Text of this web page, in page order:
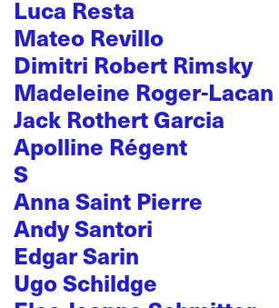
Luca Resta
Mateo Revillo
Dimitri Robert Rimsky
Madeleine Roger-Lacan
Jack Rothert Garcia
Apolline Régent
S
Anna Saint Pierre
Andy Santori
Edgar Sarin
Ugo Schildge